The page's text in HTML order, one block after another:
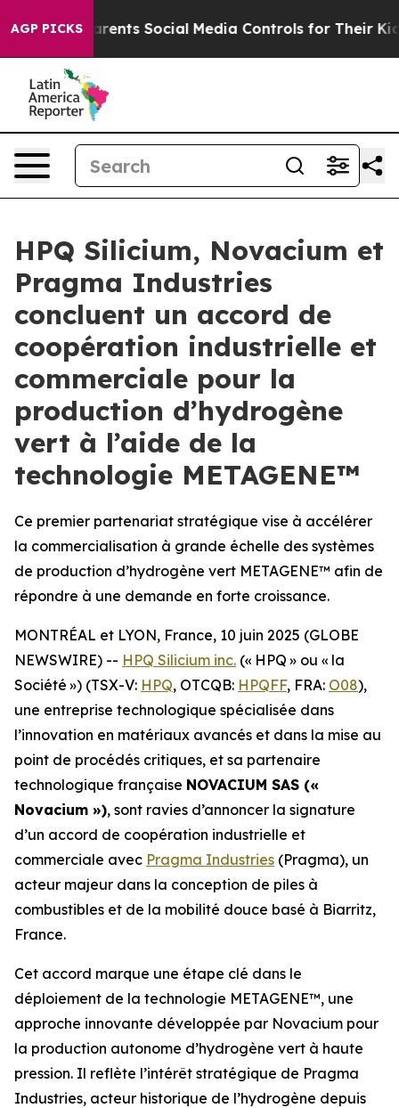
AGP PICKS
Social Media Controls for Their Kids. Should the
HPQ Silicium, Novacium et
Pragma Industries
concluent un accord de
coopération industrielle et
commerciale pour la
production d’hydrogène
vert à l’aide de la
technologie METAGENE™
Ce premier partenariat stratégique vise à accélérer
la commercialisation à grande échelle des systèmes
de production d’hydrogène vert METAGENE™ afin de
répondre à une demande en forte croissance.
MONTRÉAL et LYON, France, 10 juin 2025 (GLOBE
NEWSWIRE) -- HPQ Silicium inc. (« HPQ » ou « la
Société ») (TSX-V: HPQ, OTCQB: HPQFF, FRA: O08),
une entreprise technologique spécialisée dans
l’innovation en matériaux avancés et dans la mise au
point de procédés critiques, et sa partenaire
technologique française NOVACIUM SAS («
Novacium »), sont ravies d’annoncer la signature
d’un accord de coopération industrielle et
commerciale avec Pragma Industries (Pragma), un
acteur majeur dans la conception de piles à
combustibles et de la mobilité douce basé à Biarritz,
France.
Cet accord marque une étape clé dans le
déploiement de la technologie METAGENE™, une
approche innovante développée par Novacium pour
la production autonome d’hydrogène vert à haute
pression. Il reflète l’intérêt stratégique de Pragma
Industries, acteur historique de l’hydrogène depuis